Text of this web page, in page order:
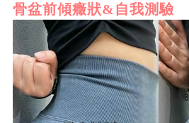
骨盆前傾癥狀&自我測驗